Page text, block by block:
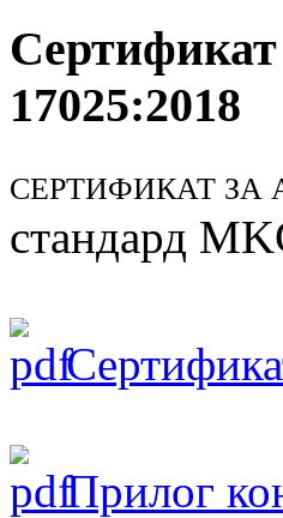
17025:2018
СЕРТИФИКАТ ЗА
стандард
Прилог